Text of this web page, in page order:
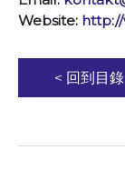
Website:
< 回到目錄